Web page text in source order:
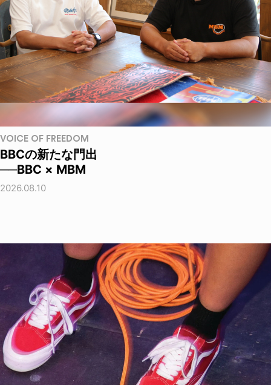
VOICE OF FREEDOM
BBCの新たな門出
──BBC × MBM
2026.08.10